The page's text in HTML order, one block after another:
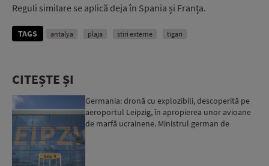
Reguli similare se aplică deja în Spania și Franța.
TAGS antalya plaja stiri externe tigari
CITEȘTE ȘI
Germania: dronă cu explozibili, descoperită pe
aeroportul Leipzig, în apropierea unor avioane
de marfă ucrainene. Ministrul german de